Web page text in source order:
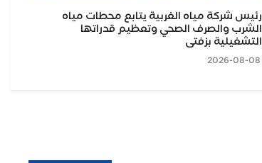
رئيس شركة مياه الغربية يتابع محطات مياه
الشرب والصرف الصحي وتعظيم قدراتها
التشغيلية بزفتى